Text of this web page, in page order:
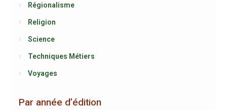
Régionalisme
Religion
Science
Techniques Métiers
Voyages
Par année d’édition